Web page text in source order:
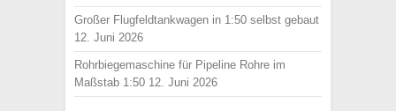
Großer Flugfeldtankwagen in 1:50 selbst gebaut
12. Juni 2026
Rohrbiegemaschine für Pipeline Rohre im
Maßstab 1:50 12. Juni 2026